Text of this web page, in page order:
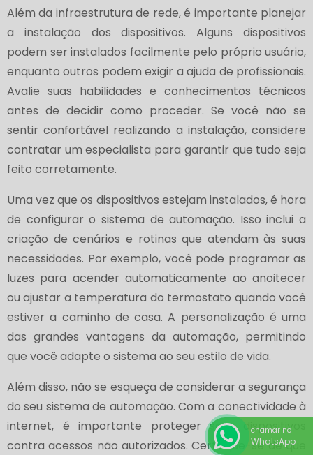
Além da infraestrutura de rede, é importante planejar
a instalação dos dispositivos. Alguns dispositivos
podem ser instalados facilmente pelo próprio usuário,
enquanto outros podem exigir a ajuda de profissionais.
Avalie suas habilidades e conhecimentos técnicos
antes de decidir como proceder. Se você não se
sentir confortável realizando a instalação, considere
contratar um especialista para garantir que tudo seja
feito corretamente.
Uma vez que os dispositivos estejam instalados, é hora
de configurar o sistema de automação. Isso inclui a
criação de cenários e rotinas que atendam às suas
necessidades. Por exemplo, você pode programar as
luzes para acender automaticamente ao anoitecer
ou ajustar a temperatura do termostato quando você
estiver a caminho de casa. A personalização é uma
das grandes vantagens da automação, permitindo
que você adapte o sistema ao seu estilo de vida.
Além disso, não se esqueça de considerar a segurança
do seu sistema de automação. Com a conectividade à
internet, é importante proteger seus dispositivos
contra acessos não autorizados. Certifique-se de que
chamar no
WhatsApp